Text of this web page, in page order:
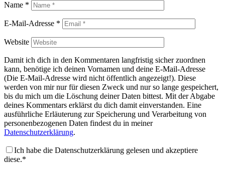
Name *
E-Mail-Adresse *
Website
Damit ich dich in den Kommentaren langfristig sicher zuordnen
kann, benötige ich deinen Vornamen und deine E-Mail-Adresse
(Die E-Mail-Adresse wird nicht öffentlich angezeigt!). Diese
werden von mir nur für diesen Zweck und nur so lange gespeichert,
bis du mich um die Löschung deiner Daten bittest. Mit der Abgabe
deines Kommentars erklärst du dich damit einverstanden. Eine
ausführliche Erläuterung zur Speicherung und Verarbeitung von
personenbezogenen Daten findest du in meiner
Datenschutzerklärung.
Ich habe die Datenschutzerklärung gelesen und akzeptiere
diese.*